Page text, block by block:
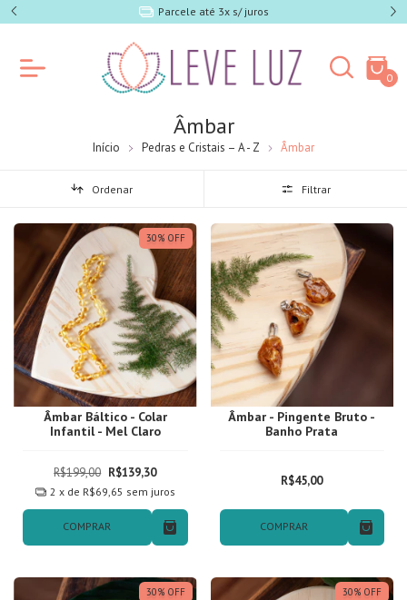
Parcele até 3x s/ juros
0
Âmbar
Início Pedras e Cristais – A - Z Âmbar
Ordenar Filtrar
30% OFF
Âmbar Báltico - Colar
Infantil - Mel Claro
R$199,00 R$139,30
2 x de R$69,65 sem juros
COMPRAR
Âmbar - Pingente Bruto -
Banho Prata
R$45,00
COMPRAR
30% OFF 30% OFF